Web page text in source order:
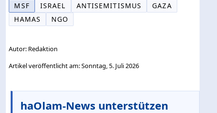
MSF
ISRAEL ANTISEMITISMUS
GAZA
HAMAS
NGO
Autor: Redaktion
Artikel veröffentlicht am: Sonntag, 5. Juli 2026
haOlam-News unterstützen